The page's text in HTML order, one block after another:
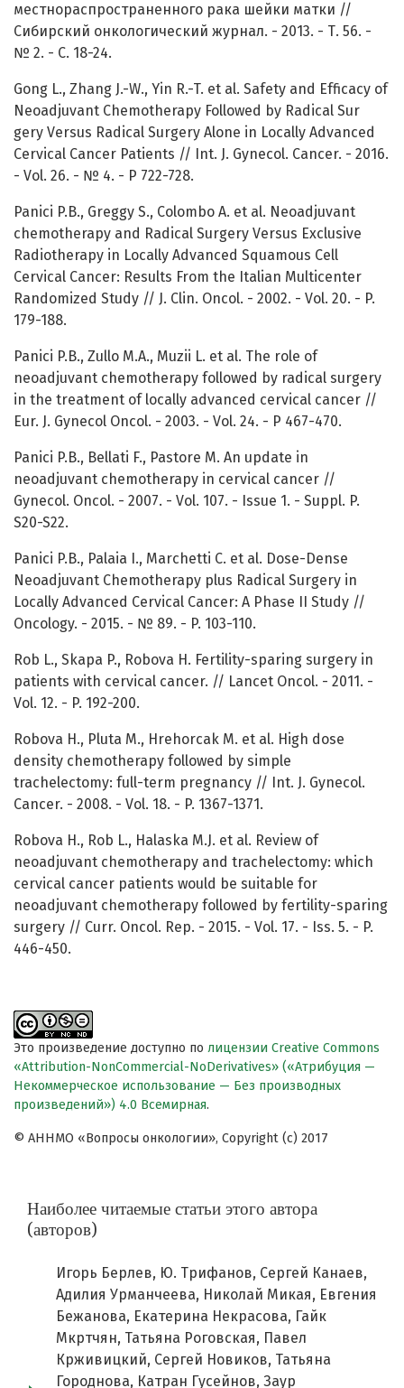
местнораспространенного рака шейки матки //
Сибирский онкологический журнал. - 2013. - Т. 56. -
№ 2. - С. 18-24.
Gong L., Zhang J.-W., Yin R.-T. et al. Safety and Efficacy of
Neoadjuvant Chemotherapy Followed by Radical Sur
gery Versus Radical Surgery Alone in Locally Advanced
Cervical Cancer Patients // Int. J. Gynecol. Cancer. - 2016.
- Vol. 26. - № 4. - P 722-728.
Panici P.B., Greggy S., Colombo A. et al. Neoadjuvant
сhеmotherapy and Radical Surgery Versus Exclusive
Radiotherapy in Locally Advanced Squamous Cell
Cervical Cancer: Results From the Italian Multicenter
Randomized Study // J. Clin. Oncol. - 2002. - Vol. 20. - P.
179-188.
Panici P.B., Zullo M.A., Muzii L. et al. The role of
neoadjuvant chemotherapy followed by radical surgery
in the treatment of locally advanced cervical cancer //
Eur. J. Gynecol Oncol. - 2003. - Vol. 24. - P 467-470.
Panici P.B., Bellati F., Pastore M. An update in
neoadjuvant chemotherapy in cervical cancer //
Gynecol. Oncol. - 2007. - Vol. 107. - Issue 1. - Suppl. P.
S20-S22.
Panici P.B., Palaia I., Marchetti C. et al. Dose-Dense
Neoadjuvant Chemotherapy plus Radical Surgery in
Locally Advanced Cervical Cancer: A Phase II Study //
Oncology. - 2015. - № 89. - P. 103-110.
Rob L., Skapa P., Robova H. Fertility-sparing surgery in
patients with cervical cancer. // Lancet Oncol. - 2011. -
Vol. 12. - P. 192-200.
Robova H., Pluta M., Hrehorcak M. et al. High dose
density chemotherapy followed by simple
trachelectomy: full-term pregnancy // Int. J. Gynecol.
Cancer. - 2008. - Vol. 18. - P. 1367-1371.
Robova H., Rob L., Halaska M.J. et al. Review of
neoadjuvant chemotherapy and trachelectomy: which
cervical cancer patients would be suitable for
neoadjuvant chemotherapy followed by fertility-sparing
surgery // Curr. Oncol. Rep. - 2015. - Vol. 17. - Iss. 5. - P.
446-450.
Это произведение доступно по лицензии Creative Commons
«Attribution-NonCommercial-NoDerivatives» («Атрибуция —
Некоммерческое использование — Без производных
произведений») 4.0 Всемирная.
© АННМО «Вопросы онкологии», Copyright (c) 2017
Наиболее читаемые статьи этого автора
(авторов)
Игорь Берлев, Ю. Трифанов, Сергей Канаев,
Адилия Урманчеева, Николай Микая, Евгения
Бежанова, Екатерина Некрасова, Гайк
Мкртчян, Татьяна Роговская, Павел
Крживицкий, Сергей Новиков, Татьяна
Городнова, Катран Гусейнов, Заур